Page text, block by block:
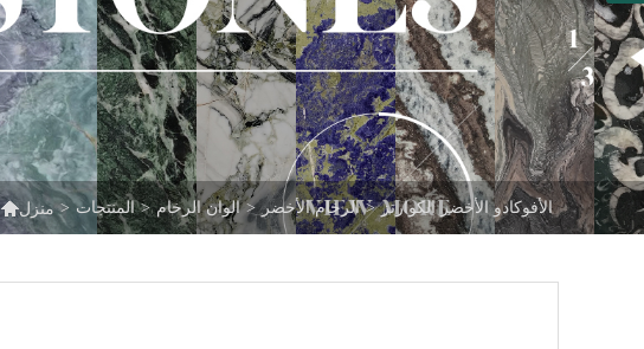
منزل > المنتجات > الوان الرخام > الرخام الأخضر > الأفوكادو الأخضر الكوارتز